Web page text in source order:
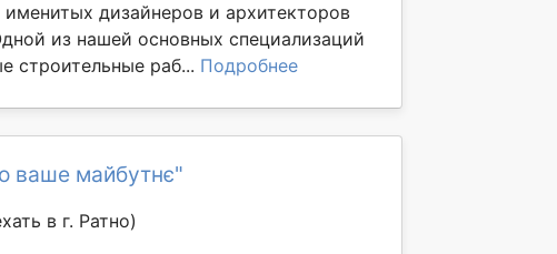
дизайнеров и архитекторов
из нашей основных специализаций
строительные раб... Подробнее
ваше майбутнє"
в г. Ратно)